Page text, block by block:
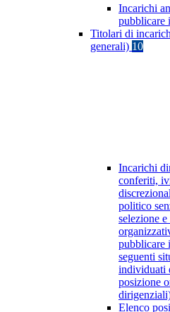
Incarichi
pubblicare
Titolari di
generali) 10
Incarichi
conferiti,
politico
selezione
pubblicare
seguenti
individuati
posizione
Elenco